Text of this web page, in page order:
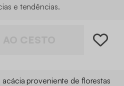
e tendências.
acácia proveniente de florestas